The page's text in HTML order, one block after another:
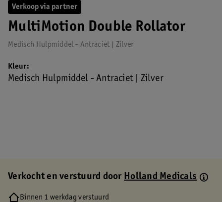
Verkoop via partner
MultiMotion Double Rollator
Medisch Hulpmiddel - Antraciet | Zilver
Kleur
Medisch Hulpmiddel - Antraciet | Zilver
Verkocht en verstuurd doorHolland Medicals
Binnen 1 werkdag verstuurd